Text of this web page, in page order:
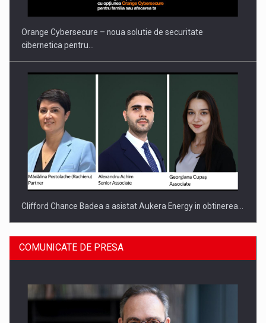
INTERNATIONAL BUSINESS SCENE
Orange Cybersecure – noua solutie de securitate
cibernetica pentru…
Clifford Chance Badea a asistat Aukera Energy in obtinerea…
COMUNICATE DE PRESA